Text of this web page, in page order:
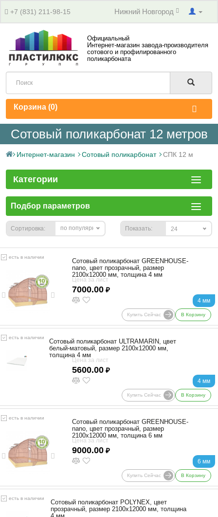
+7 (831) 211-98-15 Нижний Новгород
Официальный
Интернет-магазин завода-производителя
сотового и профилированного
поликарбоната
Корзина (0)
Сотовый поликарбонат 12 метров
Интернет-магазин Сотовый поликарбонат СПК 12 м
Категории
Подбор параметров
Сортировка: по популярности Показать: 24
есть в наличии
4 мм
Сотовый поликарбонат GREENHOUSE-
nano, цвет прозрачный, размер
2100x12000 мм, толщина 4 мм
Цена за лист
7000.00 ₽
Купить Сейчас В Корзину
есть в наличии
4 мм
Сотовый поликарбонат ULTRAMARIN, цвет
белый-матовый, размер 2100x12000 мм,
толщина 4 мм
Цена за лист
5600.00 ₽
Купить Сейчас В Корзину
есть в наличии
6 мм
Сотовый поликарбонат GREENHOUSE-
nano, цвет прозрачный, размер
2100x12000 мм, толщина 6 мм
Цена за лист
9000.00 ₽
Купить Сейчас В Корзину
есть в наличии
Сотовый поликарбонат POLYNEX, цвет
прозрачный, размер 2100x12000 мм, толщина